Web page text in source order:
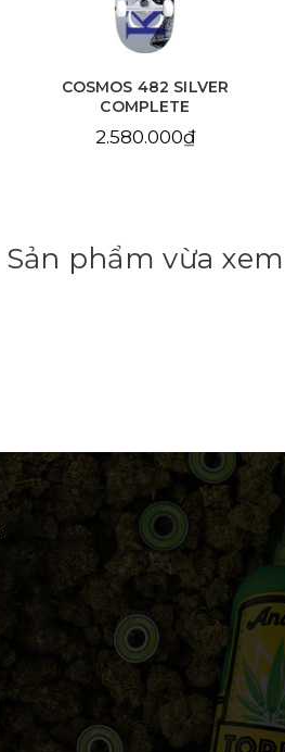
COSMOS 482 SILVER
COMPLETE
2.580.000₫
Sản phẩm vừa xem